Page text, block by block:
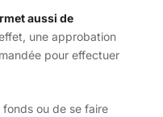
aussi de
une approbation
pour effectuer
ou de se faire